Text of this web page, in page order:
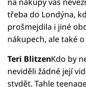
třeba do Londýna,
prošmejdila i jiné
nákupech, ale také
Teri BlitzenKdo by
neviděli žádné její
stydět. Tahle